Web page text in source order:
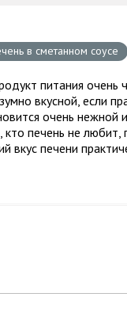
в сметанном соусе
питания
вкусной, если
очень нежной
печень не
вкус печени